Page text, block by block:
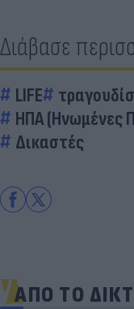
Διάβασε
LIFE
ΗΠΑ (Ηνωμένες
Δικαστές
ΑΠΟ ΤΟ